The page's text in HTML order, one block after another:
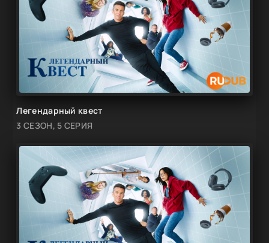
Легендарный квест
3 СЕЗОН, 5 СЕРИЯ